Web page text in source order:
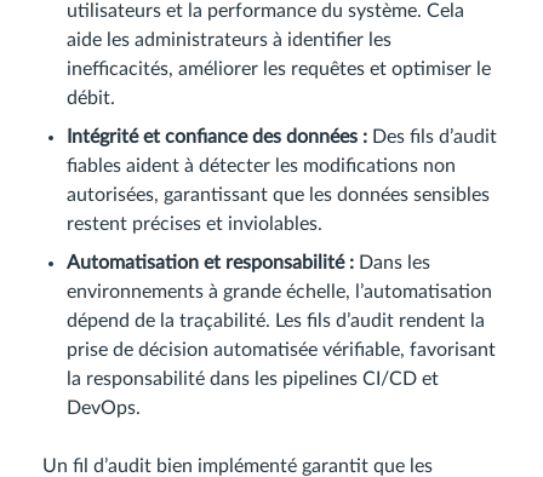
utilisateurs et la performance du système. Cela
aide les administrateurs à identifier les
inefficacités, améliorer les requêtes et optimiser le
débit.
Intégrité et confiance des données : Des fils d’audit
fiables aident à détecter les modifications non
autorisées, garantissant que les données sensibles
restent précises et inviolables.
Automatisation et responsabilité : Dans les
environnements à grande échelle, l’automatisation
dépend de la traçabilité. Les fils d’audit rendent la
prise de décision automatisée vérifiable, favorisant
la responsabilité dans les pipelines CI/CD et
DevOps.
Un fil d’audit bien implémenté garantit que les